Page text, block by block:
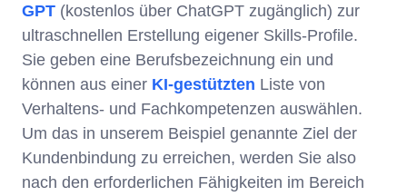
GPT (kostenlos über ChatGPT zugänglich) zur
ultraschnellen Erstellung eigener Skills-Profile.
Sie geben eine Berufsbezeichnung ein und
können aus einer KI-gestützten Liste von
Verhaltens- und Fachkompetenzen auswählen.
Um das in unserem Beispiel genannte Ziel der
Kundenbindung zu erreichen, werden Sie also
nach den erforderlichen Fähigkeiten im Bereich